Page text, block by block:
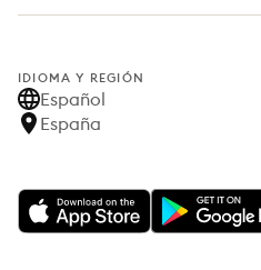
IDIOMA Y REGIÓN
Español
España